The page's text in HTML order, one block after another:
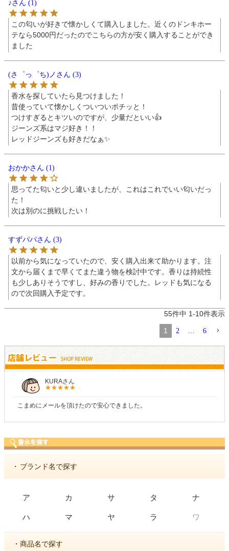
♪ 1
この匂いが好きで懐かしくて購入しました。近くのドンキホー
テなら5000円だったのでこちらの方が安く購入することができ
ました
(さ゜っ゜ち)ノ 3
香水を探していたら見つけました！
昔使っていて懐かしくついついポチッと！
つけすぎるとキツいのですが、少量だといい︎︎👍
ジーンズ系はマジ好き！！
レッドジーンズも好きだなぁ✨
おかか 1
思ってた匂いと少し違いましたが、これはこれでいい匂いだっ
た！
次は別のに挑戦したい！
すずパパ 3
以前から気になっていたので、安く購入出来て助かります。注
文から届くまで早くてまた違う物を検討中です。香りは持続性
も少しありそうですし、好みの香りでした。レッドも気になる
ので次回購入予定です。
55件中 1-10件表示
1 2 6
KURAさん
こまめにメールを頂けたので安心できました。
・ ブランド名で探す
ア カ サ タ ナ
ハ マ ヤ ラ ワ
・商品名で探す